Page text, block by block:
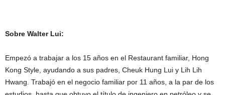
Sobre Walter Lui:
Empezó a trabajar a los 15 años en el Restaurant familiar, Hong
Kong Style, ayudando a sus padres, Cheuk Hung Lui y Lih Lih
Hwang. Trabajó en el negocio familiar por 11 años, a la par de los